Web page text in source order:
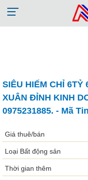
SIÊU HIẾM CHỈ 6TỶ
XUÂN ĐỈNH KINH
0975231885. - Mã
Giá thuê/bán
Loại Bất động sản
Thời gian thêm